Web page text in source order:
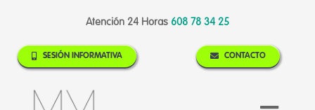
content
Atención 24 Horas 608 78 34 25
SESIÓN INFORMATIVA CONTACTO